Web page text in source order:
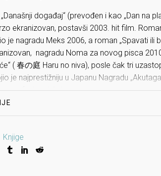
događaj“ (prevođen i kao „Dan na
ekranizovan, postavši 2003. hit film.
je nagradu Meks 2006, a roman „Spavati ili
nagradu Noma za novog pisca
( 春の庭 Haru no niva), posle čak tri
je najprestižniju u Japanu Nagradu
profesionalni pisac.
Knjige